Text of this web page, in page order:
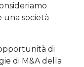
una società
di
di M&A della